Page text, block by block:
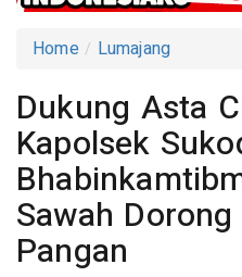
Home Lumajang
Dukung Asta
Kapolsek
Sawah
Pangan